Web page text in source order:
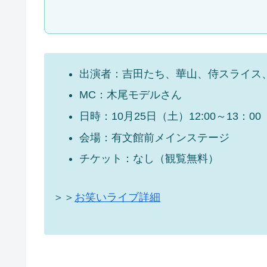
出演者：吉田たち、華山、侍スライス
MC：木尾モデルさん
日時：10月25日（土）12:00～13：00
会場：有文館前メインステージ
チケット：なし（観覧無料）
＞＞ お笑いライブ詳細